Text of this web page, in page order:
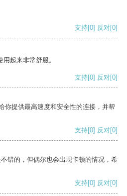
支持[0] 反对[0]
起来非常舒服。
支持[0] 反对[0]
你提供最高速度和安全性的连接，并帮
支持[0] 反对[0]
错的，但偶尔也会出现卡顿的情况，希
支持[0] 反对[0]